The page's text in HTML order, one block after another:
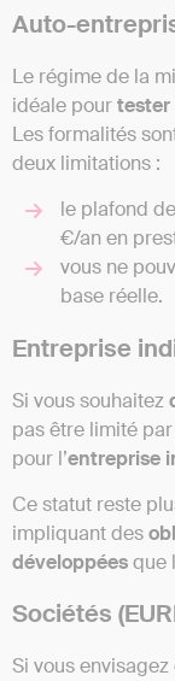
Auto-
Le régime de la
idéale pourtester
Les formalités
deux limitations :
le plafond
€/an en
vous ne
base réelle.
Entreprise
Si vous souhaitez
pas être limité
pour l’entreprise
Ce statut reste
impliquant des
développéesque
Sociétés
Si vous